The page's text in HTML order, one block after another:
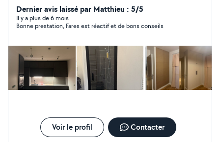
prise de mesure - Assemblage et fixation des caissons -
Découpe et pose du plan de travail - Pose de l'évier
plomberie compris - Pose de crédence - Installation de
électrique. - je fournis un travaillé sérieux, propre,
soigneux et de qualité Cuisine : Ikea, Leroy Merlin, Ixina,
Éco cuisine, Castorama, Cuisinella, Nolte, Conforma,
but, Brico Dépôt MONTAGES INSTALLATION MEUBLES
- Placard, Dressing, Lit, Armoire, bibliothèque,
complète/montage de meuble Plomberie/électricité
domestique Pose et réparation de volet Roulant Pose
et réparation des fenêtres et portes et baie vitrée
Dernier avis laissé par Matthieu : 5/5
Il y a plus de 6 mois
Bonne prestation, Fares est réactif et de bons conseils
Voir le profil Contacter